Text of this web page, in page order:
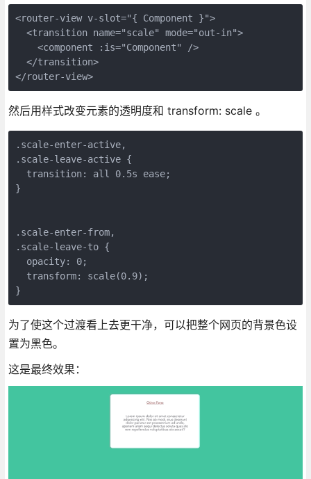
<router-view v-slot="{ Component }">
  <transition name="scale" mode="out-in">
    <component :is="Component" />
  </transition>
</router-view>
然后用样式改变元素的透明度和 transform: scale 。
.scale-enter-active,
.scale-leave-active {
  transition: all 0.5s ease;
}
.scale-enter-from,
.scale-leave-to {
  opacity: 0;
  transform: scale(0.9);
}
为了使这个过渡看上去更干净，可以把整个网页的背景色设
置为黑色。
这是最终效果：